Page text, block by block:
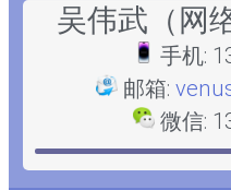
吴伟武（网
手机:
邮箱:
微信: